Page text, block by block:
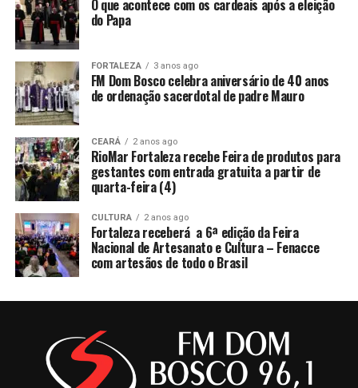
O que acontece com os cardeais após a eleição
do Papa
FORTALEZA 3 anos ago
FM Dom Bosco celebra aniversário de 40 anos
de ordenação sacerdotal de padre Mauro
CEARÁ 2 anos ago
RioMar Fortaleza recebe Feira de produtos para
gestantes com entrada gratuita a partir de
quarta-feira (4)
CULTURA 2 anos ago
Fortaleza receberá a 6ª edição da Feira
Nacional de Artesanato e Cultura – Fenacce
com artesãos de todo o Brasil